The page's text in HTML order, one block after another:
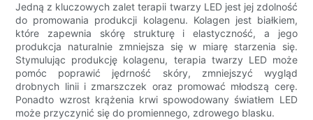
Jedną z kluczowych zalet terapii twarzy LED jest jej zdolność
do promowania produkcji kolagenu. Kolagen jest białkiem,
które zapewnia skórę strukturę i elastyczność, a jego
produkcja naturalnie zmniejsza się w miarę starzenia się.
Stymulując produkcję kolagenu, terapia twarzy LED może
pomóc poprawić jędrność skóry, zmniejszyć wygląd
drobnych linii i zmarszczek oraz promować młodszą cerę.
Ponadto wzrost krążenia krwi spowodowany światłem LED
może przyczynić się do promiennego, zdrowego blasku.